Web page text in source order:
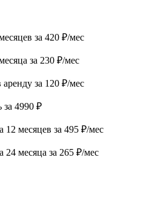
за 420 ₽/мес
за 230 ₽/мес
за 120 ₽/мес
за 4990 ₽
12 месяцев за 495 ₽/мес
24 месяца за 265 ₽/мес